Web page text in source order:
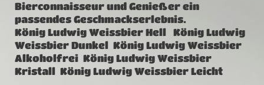
Bierconnaisseur und Genießer ein
passendes Geschmackserlebnis.
König Ludwig Weissbier Hell König Ludwig
Weissbier Dunkel König Ludwig Weissbier
Alkoholfrei König Ludwig Weissbier
Kristall König Ludwig Weissbier Leicht